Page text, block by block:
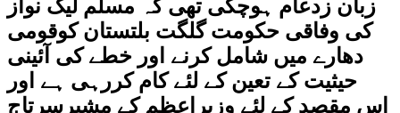
زبان زدعام ہوچکی تھی کہ مسلم لیگ نواز
کی وفاقی حکومت گلگت بلتستان کوقومی
دھارے میں شامل کرنے اور خطے کی آئینی
حیثیت کے تعین کے لئے کام کررہی ہے اور
اس مقصد کے لئے وزیراعظم کے مشیرسرتاج